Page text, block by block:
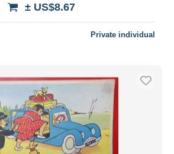
± US$8.67
Private individual